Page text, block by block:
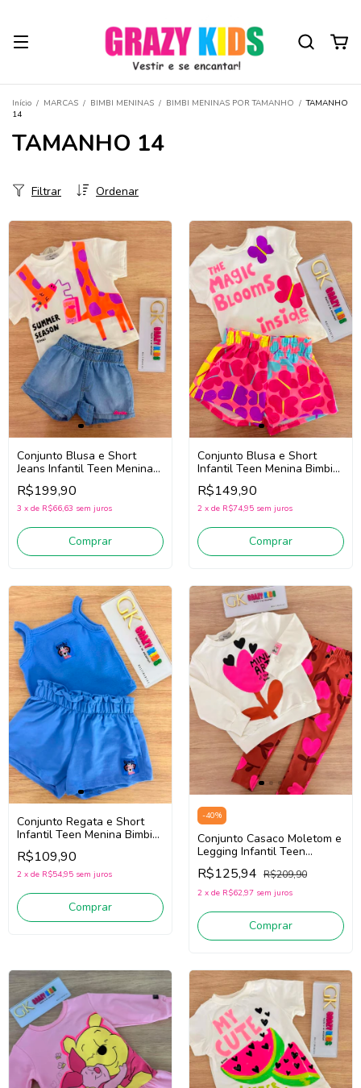
Início / MARCAS / BIMBI MENINAS / BIMBI MENINAS POR TAMANHO / TAMANHO
14
TAMANHO 14
Ordenar
Filtrar
Conjunto Blusa e Short
Jeans Infantil Teen Menina
Bimbi Fb177 (Off
White/Jeans)
R$199,90
3 x de R$66,63 sem juros
Comprar
Conjunto Blusa e Short
Infantil Teen Menina Bimbi
Fb203 (Off White/Rosa)
R$149,90
2 x de R$74,95 sem juros
Comprar
Conjunto Regata e Short
Infantil Teen Menina Bimbi
Fb117 (Azul)
R$109,90
2 x de R$54,95 sem juros
Comprar
-40%
Conjunto Casaco Moletom e
Legging Infantil Teen
Menina Bimbi FB091 (Off
White/Coral)
R$125,94 R$209,90
2 x de R$62,97 sem juros
Comprar